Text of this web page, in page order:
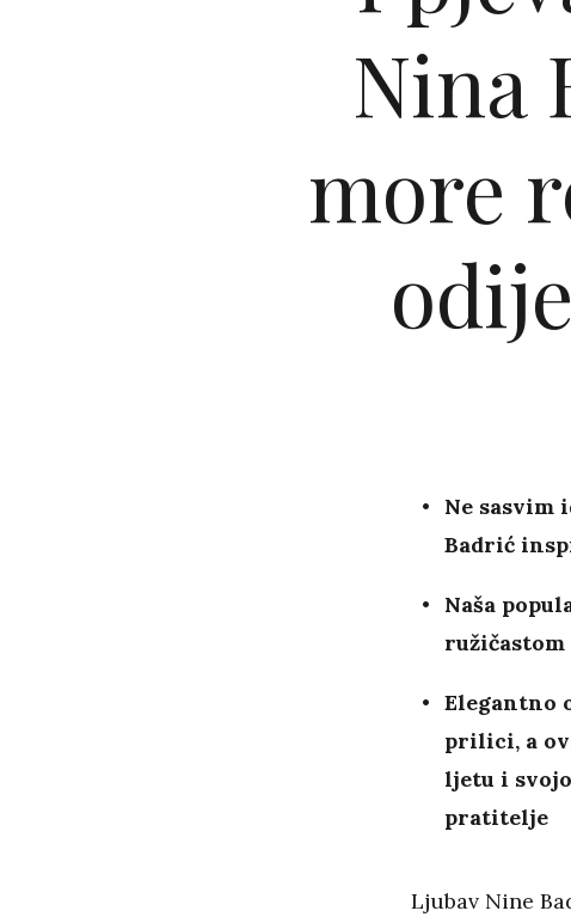
Nina
more
Ne sasvim
Badrić
Naša
Elegantno
prilici, a
ljetu i
pratitelje
Ljubav Nine